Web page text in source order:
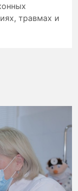
травмах и